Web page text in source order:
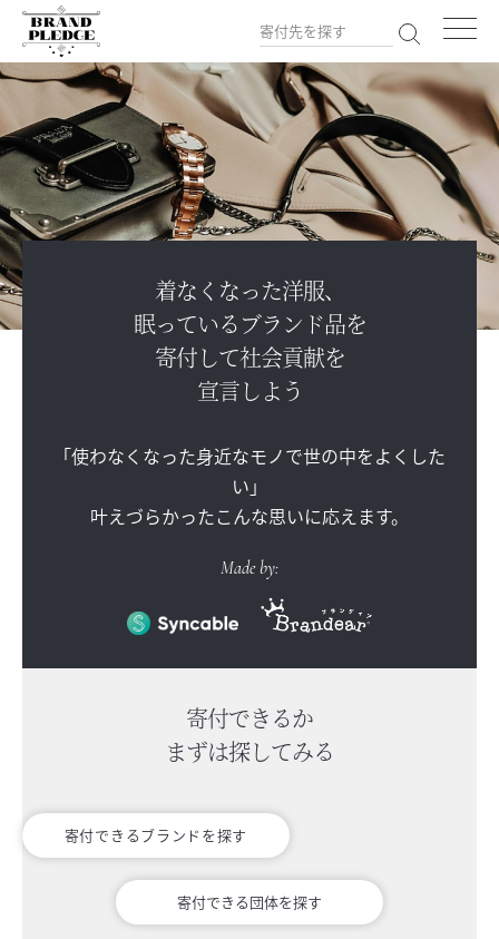
着なくなった洋服、
眠っているブランド品を
寄付して社会貢献を
宣言しよう
「使わなくなった身近なモノで世の中をよくした
い」
叶えづらかったこんな思いに応えます。
Made by:
寄付できるか
まずは探してみる
寄付できるブランドを探す
寄付できる団体を探す